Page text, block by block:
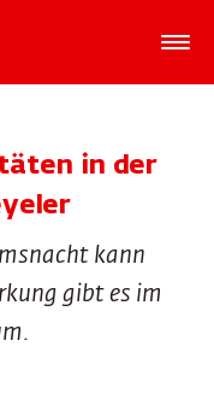
in der
kann
gibt es im